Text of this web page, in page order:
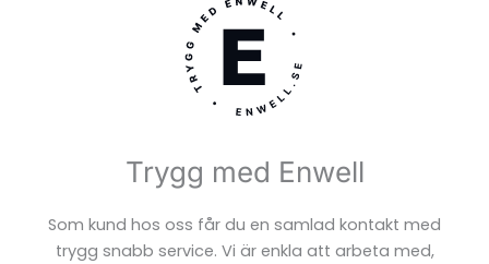
Trygg med Enwell
Som kund hos oss får du en samlad kontakt med
trygg snabb service. Vi är enkla att arbeta med,